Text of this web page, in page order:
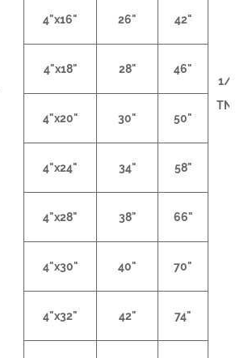
1/2
TNP
4"x16" 26" 42"
4"x18" 28" 46"
4"x20" 30" 50"
4"x24" 34" 58"
4"x28" 38" 66"
4"x30" 40" 70"
4"x32" 42" 74"